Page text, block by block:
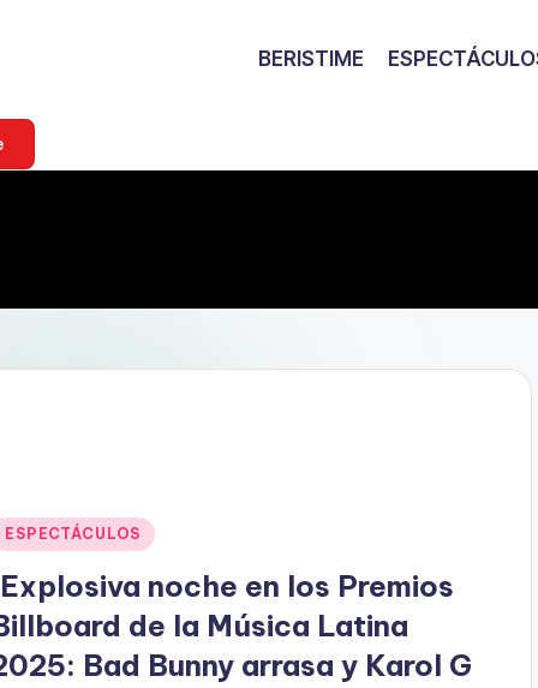
BERISTIME
ESPECTÁCULOS
noche en los Premios
de la Música Latina
Bad Bunny arrasa y Karol G